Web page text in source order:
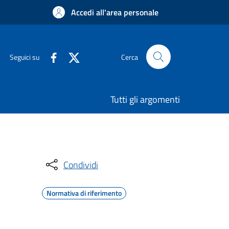
Accedi all'area personale
Seguici su Cerca
Tutti gli argomenti
Condividi
Normativa di riferimento